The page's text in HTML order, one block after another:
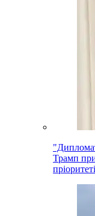
Трамп
пріоритеті